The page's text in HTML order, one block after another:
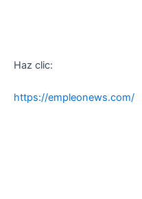
Haz clic:
https://empleonews.com/